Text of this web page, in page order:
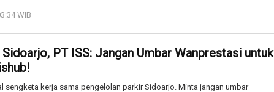
WIB
PT ISS: Jangan Umbar Wanprestasi untuk
sengketa kerja sama pengelolan parkir Sidoarjo. Minta jangan umbar